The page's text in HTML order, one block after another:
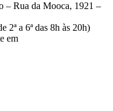
– Rua da Mooca, 1921 –
2ª a 6ª das 8h às 20h)
em